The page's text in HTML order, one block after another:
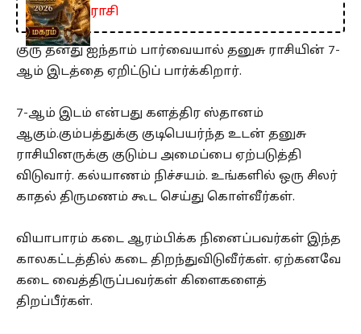
ராசி
குரு தனது ஐந்தாம் பார்வையால் தனுசு ராசியின் 7-
ஆம் இடத்தை ஏறிட்டுப் பார்க்கிறார்.
7-ஆம் இடம் என்பது களத்திர ஸ்தானம்
ஆகும்.கும்பத்துக்கு குடிபெயர்ந்த உடன் தனுசு
ராசியினருக்கு குடும்ப அமைப்பை ஏற்படுத்தி
விடுவார். கல்யாணம் நிச்சயம். உங்களில் ஒரு சிலர்
காதல் திருமணம் கூட செய்து கொள்வீர்கள்.
வியாபாரம் கடை ஆரம்பிக்க நினைப்பவர்கள் இந்த
காலகட்டத்தில் கடை திறந்துவிடுவீர்கள். ஏற்கனவே
கடை வைத்திருப்பவர்கள் கிளைகளைத்
திறப்பீர்கள்.